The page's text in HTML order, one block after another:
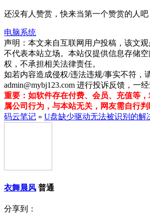
还没有人赞赏，快来当第一个赞赏的人吧
电脑系统
声明：本文来自互联网用户投稿，该文观
不代表本站立场。本站仅提供信息存储
权，不承担相关法律责任。
如若内容造成侵权/违法违规/事实不符，
admin@mybj123.com 进行投诉反馈，一
重要：如软件存在付费、会员、充值等
属公司行为，与本站无关，网友需自行判
码云笔记 » U盘缺少驱动无法被识别的解
衣舞晨风 普通
分享到：